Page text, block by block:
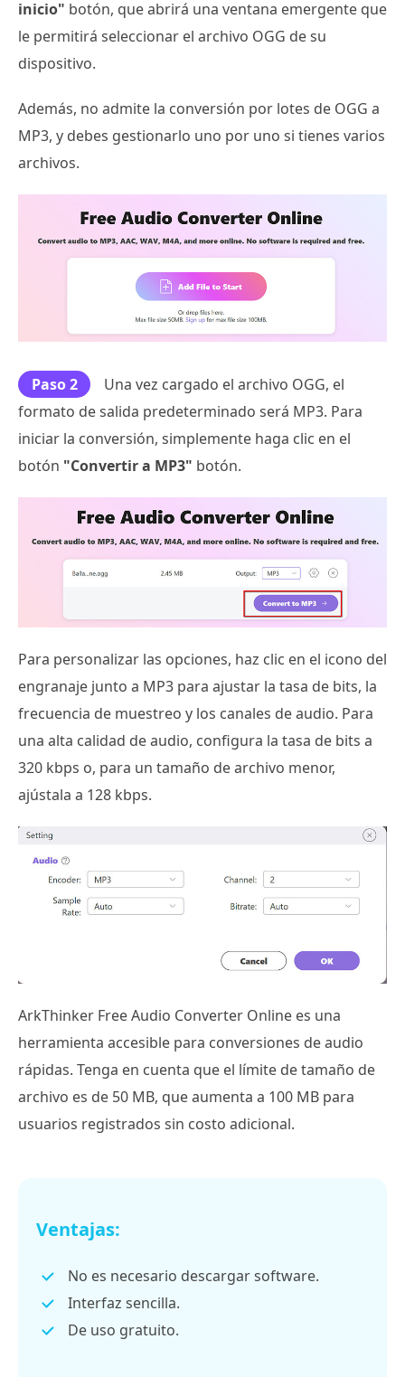
inicio" botón, que abrirá una ventana emergente que
le permitirá seleccionar el archivo OGG de su
dispositivo.
Además, no admite la conversión por lotes de OGG a
MP3, y debes gestionarlo uno por uno si tienes varios
archivos.
Paso 2
Una vez cargado el archivo OGG, el
formato de salida predeterminado será MP3. Para
iniciar la conversión, simplemente haga clic en el
botón "Convertir a MP3" botón.
Para personalizar las opciones, haz clic en el icono del
engranaje junto a MP3 para ajustar la tasa de bits, la
frecuencia de muestreo y los canales de audio. Para
una alta calidad de audio, configura la tasa de bits a
320 kbps o, para un tamaño de archivo menor,
ajústala a 128 kbps.
ArkThinker Free Audio Converter Online es una
herramienta accesible para conversiones de audio
rápidas. Tenga en cuenta que el límite de tamaño de
archivo es de 50 MB, que aumenta a 100 MB para
usuarios registrados sin costo adicional.
Ventajas:
No es necesario descargar software.
Interfaz sencilla.
De uso gratuito.